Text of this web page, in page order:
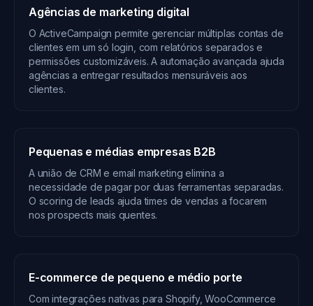
Agências de marketing digital
O ActiveCampaign permite gerenciar múltiplas contas de
clientes em um só login, com relatórios separados e
permissões customizáveis. A automação avançada ajuda
agências a entregar resultados mensuráveis aos
clientes.
Pequenas e médias empresas B2B
A união de CRM e email marketing elimina a
necessidade de pagar por duas ferramentas separadas.
O scoring de leads ajuda times de vendas a focarem
nos prospects mais quentes.
E-commerce de pequeno e médio porte
Com integrações nativas para Shopify, WooCommerce